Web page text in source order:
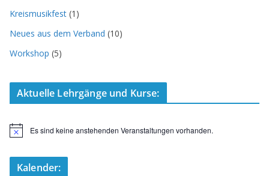
Kreismusikfest (1)
Neues aus dem Verband (10)
Workshop (5)
Aktuelle Lehrgänge und Kurse:
H
Es sind keine anstehenden Veranstaltungen vorhanden.
Kalender: